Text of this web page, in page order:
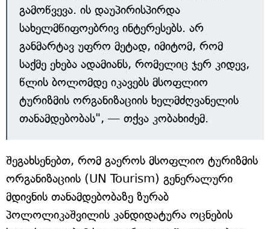
გამოწვევა. ის დაუპირისპირდა
სახელმწიფოებრივ ინტერესებს. არ
განმარტავ უფრო მეტად, იმიტომ, რომ
საქმე ეხება ადამიანს, რომელიც ჯერ კიდევ,
წლის ბოლომდე იკავებს მსოფლიო
ტურიზმის ორგანიზაციის ხელმძღვანელის
თანამდებობას", — თქვა კობახიძემ.
შეგახსენებთ, რომ გაეროს მსოფლიო ტურიზმის
ორგანიზაციის (UN Tourism) გენერალური
მდივნის თანამდებობაზე ზურაბ
პოლოლიკაშვილის კანდიდატურა ოცნების